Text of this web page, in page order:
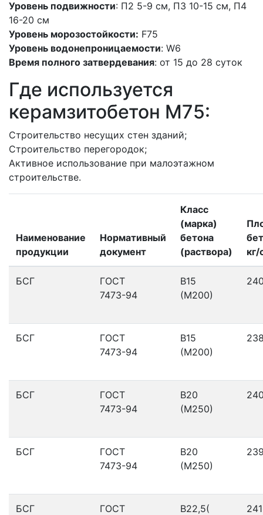
Уровень подвижности: П2 5-9 см, П3 10-15 см, П4
16-20 см
Уровень морозостойкости: F75
Уровень водонепроницаемости: W6
Время полного затвердевания: от 15 до 28 суток
Где используется
керамзитобетон M75:
Строительство несущих стен зданий;
Строительство перегородок;
Активное использование при малоэтажном
строительстве.
Наименование
продукции
Нормативный
документ
Класс
(марка)
бетона
(раствора)
кг/
БСГ
ГОСТ
7473-94
В15
(М200)
БСГ
ГОСТ
7473-94
В15
(М200)
БСГ
ГОСТ
7473-94
В20
(М250)
БСГ
ГОСТ
7473-94
В20
(М250)
БСГ
ГОСТ
В22,5(